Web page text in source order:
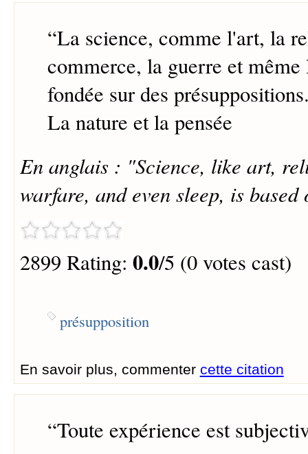
“La science, comme l'art, la
commerce, la guerre et
fondée sur des présuppositions.
La nature et la pensée
En anglais : "Science, like art,
warfare, and even sleep, is
2899 Rating: 0.0/5 (0 votes cast)
présupposition
En savoir plus, commenter cette citation
“Toute expérience est